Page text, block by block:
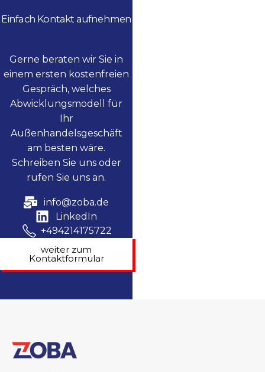
Einfach Kontakt aufnehmen
Gerne beraten wir Sie in
einem ersten kostenfreien
Gespräch, welches
Abwicklungsmodell für
Ihr
Außenhandelsgeschäft
am besten wäre.
Schreiben Sie uns oder
rufen Sie uns an.
info@zoba.de
LinkedIn
+494214175722
weiter zum
Kontaktformular